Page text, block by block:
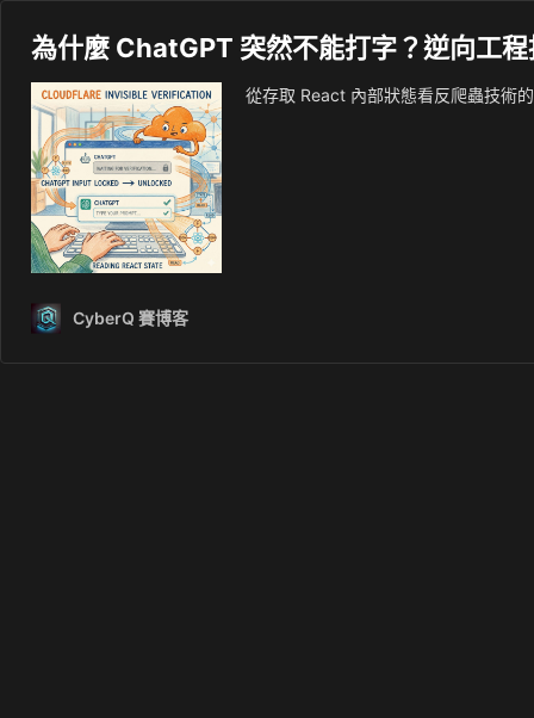
為什麼 ChatGPT 突然不能打字？逆向工
從存取 React 內部狀態看反爬蟲技術
CyberQ 賽博客